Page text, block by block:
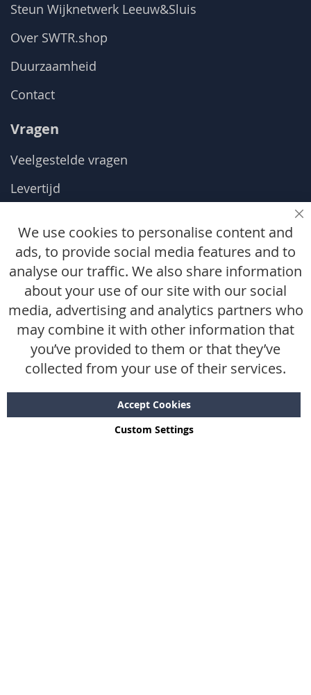
Steun Wijknetwerk Leeuw&Sluis
Over SWTR.shop
Duurzaamheid
Contact
Vragen
Veelgestelde vragen
Levertijd
Maattabel
De kleine letters
Algemene voorwaarden
Privacy statement
Disclaimer
We use cookies to personalise content and
ads, to provide social media features and to
analyse our traffic. We also share information
about your use of our site with our social
media, advertising and analytics partners who
may combine it with other information that
you’ve provided to them or that they’ve
collected from your use of their services.
Accept Cookies
Custom Settings